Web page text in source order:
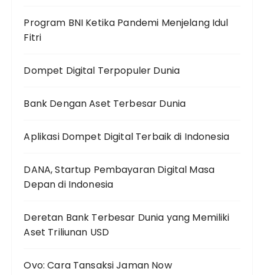
Program BNI Ketika Pandemi Menjelang Idul
Fitri
Dompet Digital Terpopuler Dunia
Bank Dengan Aset Terbesar Dunia
Aplikasi Dompet Digital Terbaik di Indonesia
DANA, Startup Pembayaran Digital Masa
Depan di Indonesia
Deretan Bank Terbesar Dunia yang Memiliki
Aset Triliunan USD
Ovo: Cara Tansaksi Jaman Now